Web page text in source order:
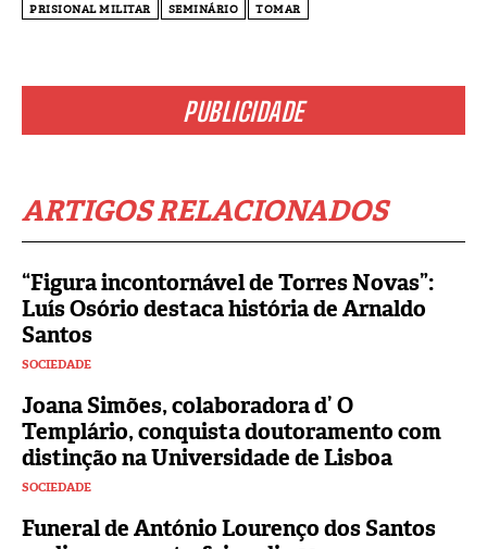
PUBLICIDADE
ARTIGOS RELACIONADOS
“Figura incontornável de Torres Novas”:
Luís Osório destaca história de Arnaldo
Santos
SOCIEDADE
Joana Simões, colaboradora d’ O
Templário, conquista doutoramento com
distinção na Universidade de Lisboa
SOCIEDADE
Funeral de António Lourenço dos Santos
PRISIONAL MILITAR
SEMINÁRIO TOMAR